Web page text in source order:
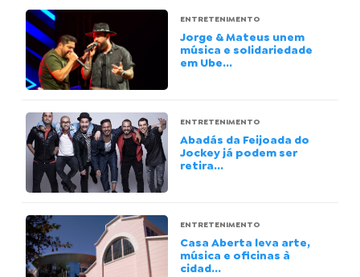
ENTRETENIMENTO
Jorge & Mateus unem
música e solidariedade
em Ube...
ENTRETENIMENTO
Abadás da Feijoada do
Jockey já podem ser
retira...
ENTRETENIMENTO
Casa Aberta leva arte,
música e oficinas à
cidad...